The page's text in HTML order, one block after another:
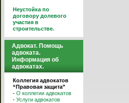
Неустойка по
договору долевого
участия в
строительстве.
Адвокат. Помощь
адвоката.
Информация об
адвокатах.
Коллегия адвокатов
“Правовая защита”
- О коллегии адвокатов
- Услуги адвокатов